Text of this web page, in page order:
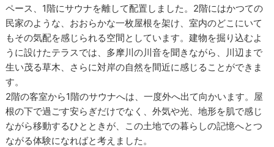
ペース、1階にサウナを離して配置しました。2階にはかつての
民家のような、おおらかな一枚屋根を架け、室内のどこにいて
もその気配を感じられる空間としています。建物を掘り込むよ
うに設けたテラスでは、多摩川の川音を聞きながら、川辺まで
生い茂る草木、さらに対岸の自然を間近に感じることができま
す。
2階の客室から1階のサウナへは、一度外へ出て向かいます。屋
根の下で過ごす安らぎだけでなく、外気や光、地形を肌で感じ
ながら移動するひとときが、この土地での暮らしの記憶へとつ
ながる体験になればと考えました。